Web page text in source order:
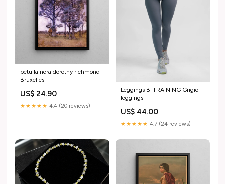
betulla nera dorothy richmond
Bruxelles
US$ 24.90
★★★★★ 4.4 (20 reviews)
Leggings B-TRAINING Grigio
leggings
US$ 44.00
★★★★★ 4.7 (24 reviews)